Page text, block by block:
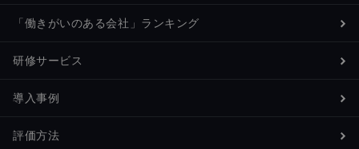
「働きがいのある会社」ランキング
研修サービス
導入事例
評価方法